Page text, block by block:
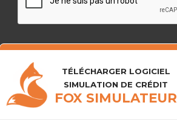
TÉLÉCHARGER LOGICIEL
SIMULATION DE CRÉDIT
FOX SIMULATEUR